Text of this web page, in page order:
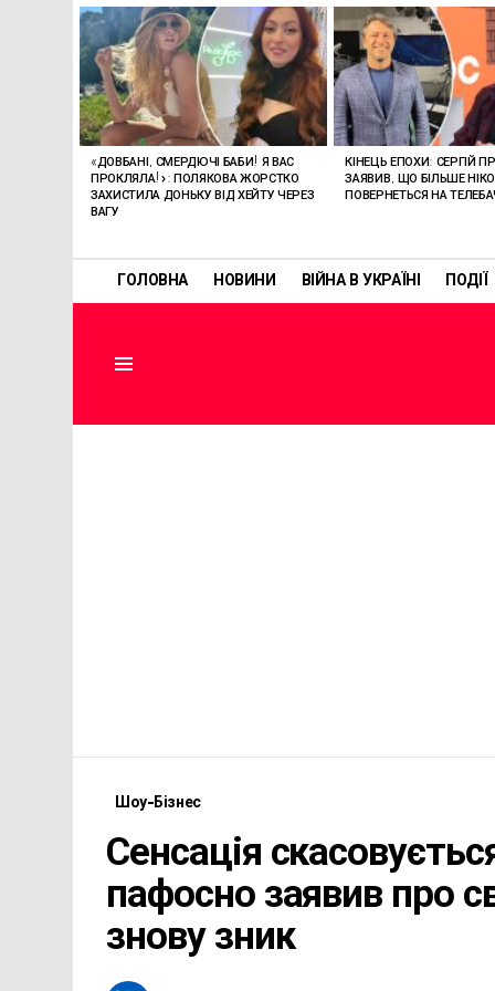
ГОЛОВНА НОВИНИ ВІЙНА В УКРАЇНІ ПОДІЇ
ОСТАННІ
СТАТТІ
«ДОВБАНІ, СМЕРДЮЧІ БАБИ! Я ВАС
ПРОКЛЯЛА!»: ПОЛЯКОВА ЖОРСТКО
ЗАХИСТИЛА ДОНЬКУ ВІД ХЕЙТУ ЧЕРЕЗ
ВАГУ
КІНЕЦЬ ЕПОХИ: СЕРГІЙ
ЗАЯВИВ, ЩО БІЛЬШЕ
ПОВЕРНЕТЬСЯ НА
Шоу-Бізнес
Сенсація
пафосно заявив про
знову зник